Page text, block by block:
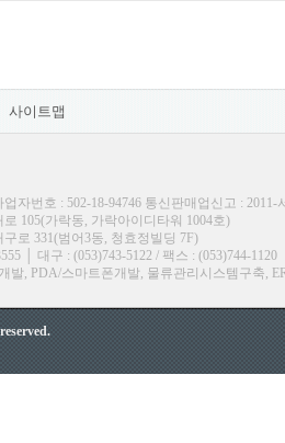
사이트맵
자번호 : 502-18-94746 통신판매업신고 : 2011-
105(가락동, 가락아이디타워 1004호)
로 331(범어3동, 청효정빌딩 7F)
│ 대구 : (053)743-5122 / 팩스 : (053)744-1120
발, PDA/스마트폰개발, 물류관리시스템구축,